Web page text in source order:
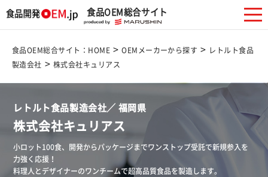
食品OEM総合サイト
食品OEM総合サイト：HOME >OEMメーカーから探す > レトルト食品
製造会社 > 株式会社キュリアス
レトルト食品製造会社／ 福岡県
株式会社キュリアス
小ロット100食、開発からパッケージまでワンストップ受託で新規参入を
力強く応援！
料理人とデザイナーのワンチームで超高品質食品を製造します。